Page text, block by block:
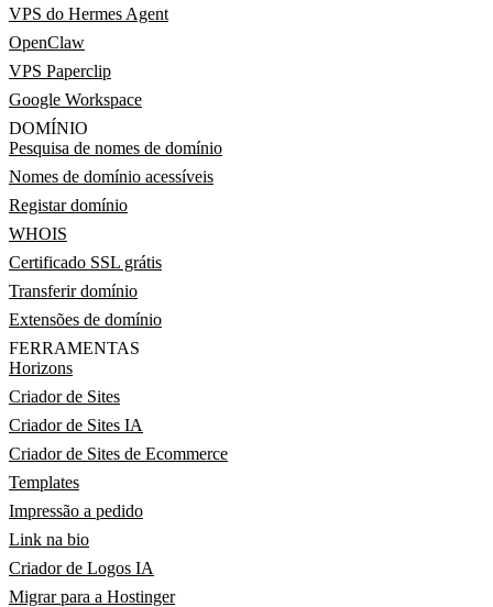
VPS do Hermes Agent
OpenClaw
VPS Paperclip
Google Workspace
DOMÍNIO
Pesquisa de nomes de domínio
Nomes de domínio acessíveis
Registar domínio
WHOIS
Certificado SSL grátis
Transferir domínio
Extensões de domínio
FERRAMENTAS
Horizons
Criador de Sites
Criador de Sites IA
Criador de Sites de Ecommerce
Templates
Impressão a pedido
Link na bio
Criador de Logos IA
Migrar para a Hostinger